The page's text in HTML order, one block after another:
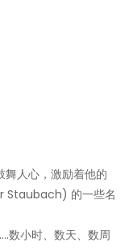
舞人心，激励着他的
Staubach) 的一些名
数小时、数天、数周